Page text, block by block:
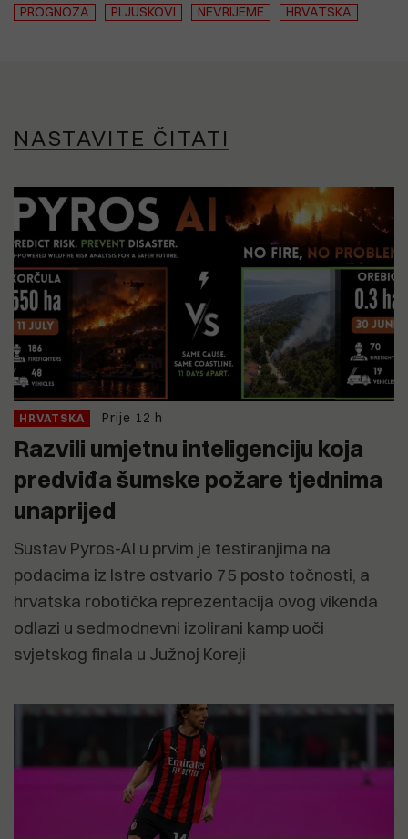
PROGNOZA PLJUSKOVI NEVRIJEME HRVATSKA
NASTAVITE ČITATI
HRVATSKA Prije 12 h
Razvili umjetnu inteligenciju koja
predviđa šumske požare tjednima
unaprijed
Sustav Pyros-AI u prvim je testiranjima na
podacima iz Istre ostvario 75 posto točnosti, a
hrvatska robotička reprezentacija ovog vikenda
odlazi u sedmodnevni izolirani kamp uoči
svjetskog finala u Južnoj Koreji